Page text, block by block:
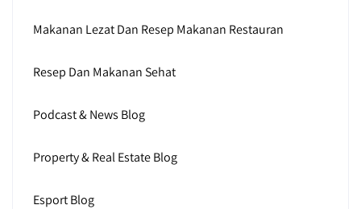
Makanan Lezat Dan Resep Makanan Restauran
Resep Dan Makanan Sehat
Podcast & News Blog
Property & Real Estate Blog
Esport Blog